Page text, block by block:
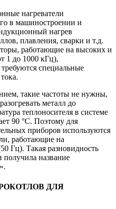
нагреватели
в машиностроении и
нагрев
плавления, сварки и т.д.
работающие на высоких и
1 до 1000 кГц),
специальные
такие частоты не нужны,
металл до
теплоносителя в системе
90 °С. Поэтому для
приборов используются
работающие на
Гц). Такая разновидность
название
ДЛЯ